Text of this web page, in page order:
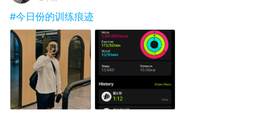
#今日份的训练痕迹